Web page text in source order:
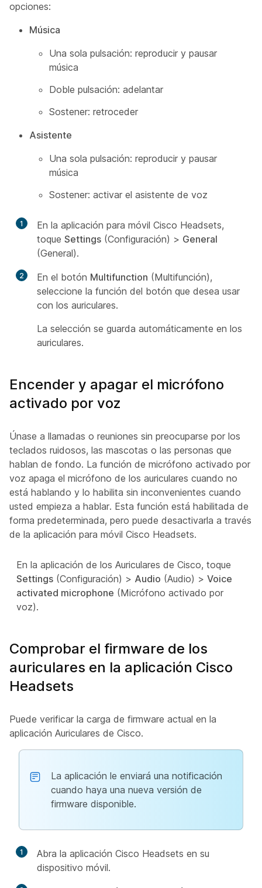
opciones:
Música
Una sola pulsación: reproducir y pausar
música
Doble pulsación: adelantar
Sostener: retroceder
Asistente
Una sola pulsación: reproducir y pausar
música
Sostener: activar el asistente de voz
1
En la aplicación para móvil Cisco Headsets,
toque Settings (Configuración) > General
(General).
2 En el botón Multifunction (Multifunción),
seleccione la función del botón que desea usar
con los auriculares.
La selección se guarda automáticamente en los
auriculares.
Encender y apagar el micrófono
activado por voz
Únase a llamadas o reuniones sin preocuparse por los
teclados ruidosos, las mascotas o las personas que
hablan de fondo. La función de micrófono activado por
voz apaga el micrófono de los auriculares cuando no
está hablando y lo habilita sin inconvenientes cuando
usted empieza a hablar. Esta función está habilitada de
forma predeterminada, pero puede desactivarla a través
de la aplicación para móvil Cisco Headsets.
En la aplicación de los Auriculares de Cisco, toque
Settings (Configuración) > Audio (Audio) > Voice
activated microphone (Micrófono activado por
voz).
Comprobar el firmware de los
auriculares en la aplicación Cisco
Headsets
Puede verificar la carga de firmware actual en la
aplicación Auriculares de Cisco.
La aplicación le enviará una notificación
cuando haya una nueva versión de
firmware disponible.
1
Abra la aplicación Cisco Headsets en su
dispositivo móvil.